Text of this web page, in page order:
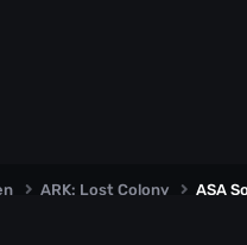
ARK: Lost Colony ASA